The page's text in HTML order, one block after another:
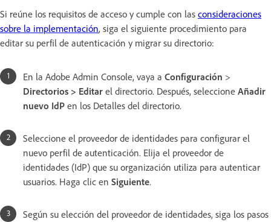
Si reúne los requisitos de acceso y cumple con las consideraciones
sobre la implementación, siga el siguiente procedimiento para
editar su perfil de autenticación y migrar su directorio:
En la Adobe Admin Console, vaya a Configuración >
Directorios > Editar el directorio. Después, seleccione Añadir
nuevo IdP en los Detalles del directorio.
Seleccione el proveedor de identidades para configurar el
nuevo perfil de autenticación. Elija el proveedor de
identidades (IdP) que su organización utiliza para autenticar
usuarios. Haga clic en Siguiente.
Según su elección del proveedor de identidades, siga los pasos